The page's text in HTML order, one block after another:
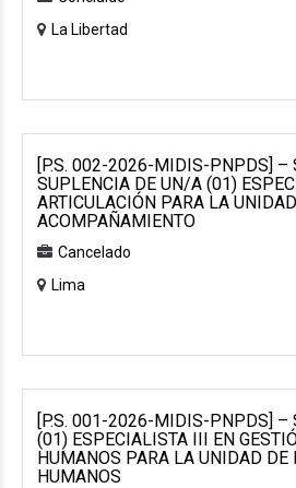
La Libertad
[P.S. 002-2026-MIDIS-PNPDS] –
SUPLENCIA DE UN/A (01)
ARTICULACIÓN PARA LA
ACOMPAÑAMIENTO
Cancelado
Lima
[P.S. 001-2026-MIDIS-PNPDS] –
(01) ESPECIALISTA III EN
HUMANOS PARA LA UNIDAD DE
HUMANOS